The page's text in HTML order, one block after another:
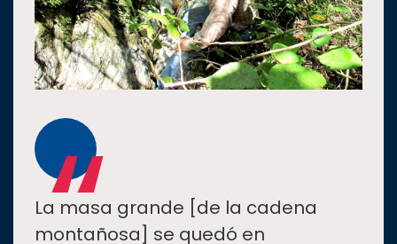
La masa grande [de la cadena
montañosa] se quedó en